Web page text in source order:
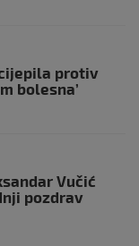
protiv
bolesna’
Vučić
pozdrav